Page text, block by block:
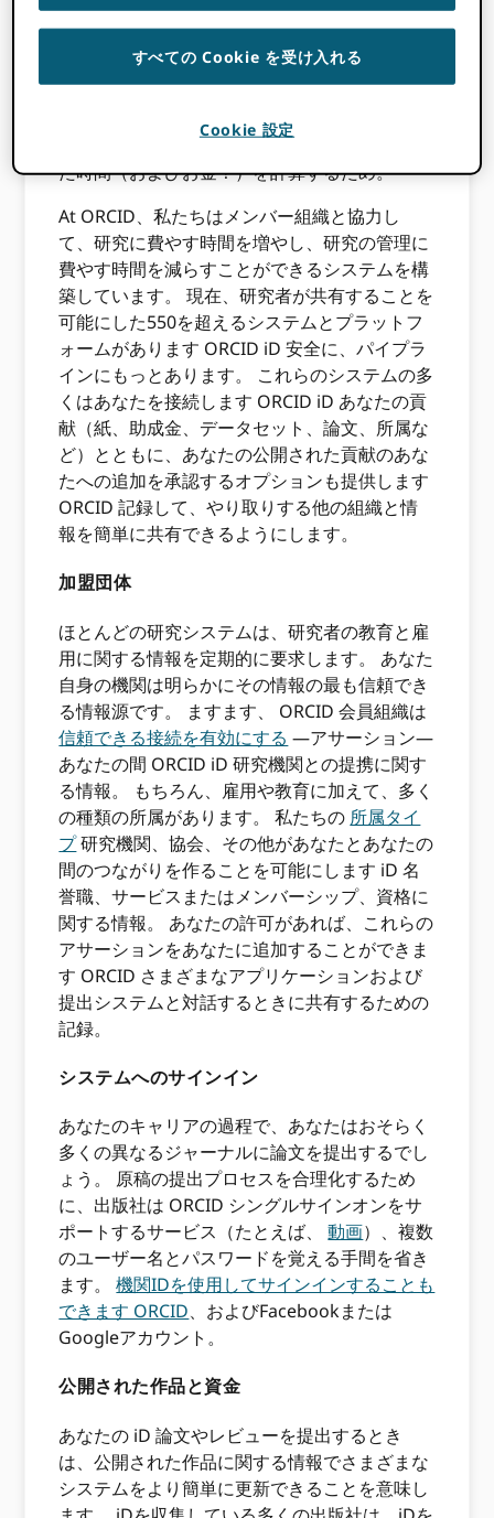
いることがわかりました。 最近ではBrazil
は、研究者が管理タスクの実行に時間の30％を
費やしていると見積もっていると述べました。
ポルトガルのFCTは、ツール研究者が同じ情報
を複数のシステムに手動で追加するのに費やし
た時間（およびお金！）を計算するため。
At ORCID、私たちはメンバー組織と協力し
て、研究に費やす時間を増やし、研究の管理に
費やす時間を減らすことができるシステムを構
築しています。 現在、研究者が共有することを
可能にした550を超えるシステムとプラットフ
ォームがあります ORCID iD 安全に、パイプラ
インにもっとあります。 これらのシステムの多
くはあなたを接続します ORCID iD あなたの貢
献（紙、助成金、データセット、論文、所属な
ど）とともに、あなたの公開された貢献のあな
たへの追加を承認するオプションも提供します
ORCID 記録して、やり取りする他の組織と情
報を簡単に共有できるようにします。
加盟団体
ほとんどの研究システムは、研究者の教育と雇
用に関する情報を定期的に要求します。 あなた
自身の機関は明らかにその情報の最も信頼でき
る情報源です。 ますます、 ORCID 会員組織は
信頼できる接続を有効にする —アサーション—
あなたの間 ORCID iD 研究機関との提携に関す
る情報。 もちろん、雇用や教育に加えて、多く
の種類の所属があります。 私たちの 所属タイ
プ研究機関、協会、その他があなたとあなたの
間のつながりを作ることを可能にします iD 名
誉職、サービスまたはメンバーシップ、資格に
関する情報。 あなたの許可があれば、これらの
アサーションをあなたに追加することができま
す ORCID さまざまなアプリケーションおよび
提出システムと対話するときに共有するための
記録。
システムへのサインイン
あなたのキャリアの過程で、あなたはおそらく
多くの異なるジャーナルに論文を提出するでし
ょう。 原稿の提出プロセスを合理化するため
に、出版社は ORCID シングルサインオンをサ
ポートするサービス（たとえば、動画）、複数
のユーザー名とパスワードを覚える手間を省き
ます。機関IDを使用してサインインすることも
できます ORCID、およびFacebookまたは
Googleアカウント。
公開された作品と資金
あなたの iD 論文やレビューを提出するとき
は、公開された作品に関する情報でさまざまな
システムをより簡単に更新できることを意味し
すべての Cookie を受け入れる
Cookie 設定